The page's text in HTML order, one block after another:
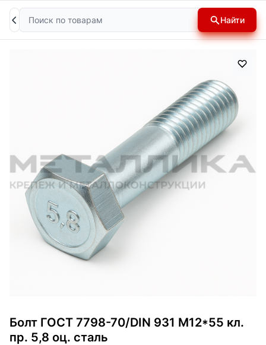
Поиск Найти
Болт ГОСТ 7798-70/DIN 931 М12*55 кл.
пр. 5,8 оц. сталь